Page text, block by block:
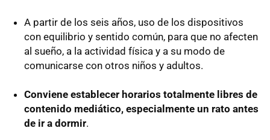
A partir de los seis años, uso de los dispositivos
con equilibrio y sentido común, para que no afecten
al sueño, a la actividad física y a su modo de
comunicarse con otros niños y adultos.
Conviene establecer horarios totalmente libres de
contenido mediático, especialmente un rato antes
de ir a dormir.